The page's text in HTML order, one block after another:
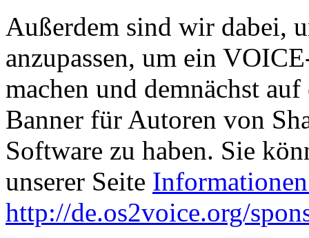
Außerdem sind wir dabei,
anzupassen, um ein
machen und demnächst
Banner für Autoren von
Software zu haben. Sie
unserer Seite
http://de.os2voice.org/